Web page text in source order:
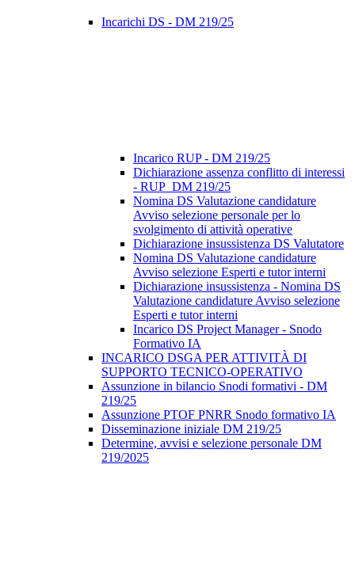
Incarichi DS - DM 219/25
Incarico RUP - DM 219/25
Dichiarazione assenza conflitto di interessi
- RUP_DM 219/25
Nomina DS Valutazione candidature
Avviso selezione personale per lo
svolgimento di attività operative
Dichiarazione insussistenza DS Valutatore
Nomina DS Valutazione candidature
Avviso selezione Esperti e tutor interni
Dichiarazione insussistenza - Nomina DS
Valutazione candidature Avviso selezione
Esperti e tutor interni
Incarico DS Project Manager - Snodo
Formativo IA
INCARICO DSGA PER ATTIVITÀ DI
SUPPORTO TECNICO-OPERATIVO
Assunzione in bilancio Snodi formativi - DM
219/25
Assunzione PTOF PNRR Snodo formativo IA
Disseminazione iniziale DM 219/25
Determine, avvisi e selezione personale DM
219/2025